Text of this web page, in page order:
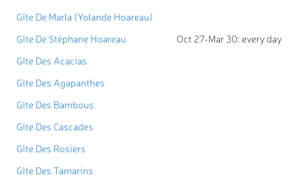
Gîte De Marla (Yolande Hoareau)
Gîte De Stéphane Hoareau
Oct 27-Mar 30: every day
Gîte Des Acacias
Gîte Des Agapanthes
Gîte Des Bambous
Gîte Des Cascades
Gîte Des Rosiers
Gîte Des Tamarins